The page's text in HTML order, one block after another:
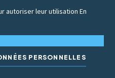
autoriser leur utilisationEn
PERSONNELLES